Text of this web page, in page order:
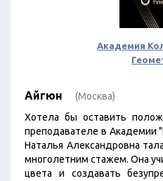
Академия
Айгюн (Москва)
Хотела бы оставить
преподавателе в Академии
Наталья Александровна
многолетним стажем. Она
цвета и создавать